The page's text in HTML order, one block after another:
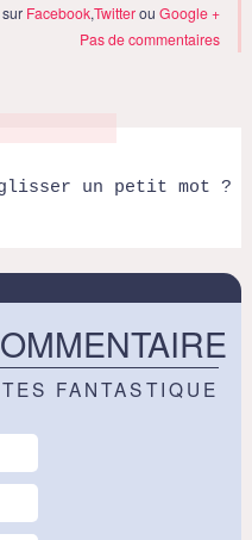
Facebook,TwitterouGoogle +
Pas de commentaires
un petit mot ?
FANTASTIQUE